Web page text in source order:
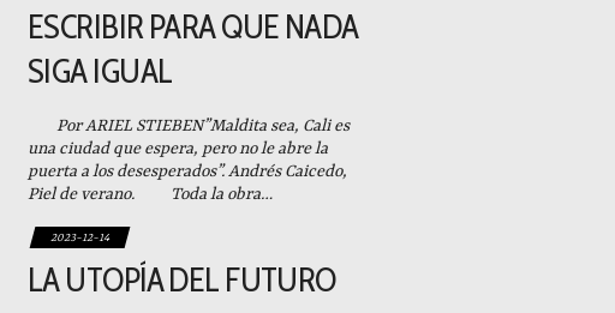
ESCRIBIR PARA QUE NADA
SIGA IGUAL
Por ARIEL STIEBEN”Maldita sea, Cali es
una ciudad que espera, pero no le abre la
puerta a los desesperados”. Andrés Caicedo,
Piel de verano. Toda la obra…
2023-12-14
LA UTOPÍA DEL FUTURO